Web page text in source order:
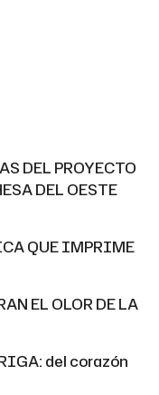
DEL PROYECTO
DEL OESTE
QUE IMPRIME
EL OLOR DE LA
del corazón